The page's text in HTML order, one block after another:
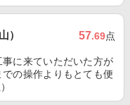
） 57.69点
に来ていただいた方が
の操作よりもとても便